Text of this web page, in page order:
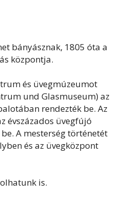
bányásznak, 1805 óta a
központja.
és üvegmúzeumot
und Glasmuseum) az
rendezték be. Az
évszázados üvegfújó
A mesterség történetét
és az üvegközpont
is.